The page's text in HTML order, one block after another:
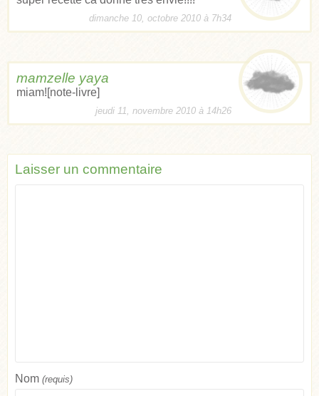
dimanche 10, octobre 2010 à 7h34
mamzelle yaya
miam![note-livre]
jeudi 11, novembre 2010 à 14h26
Laisser un commentaire
Nom (requis)